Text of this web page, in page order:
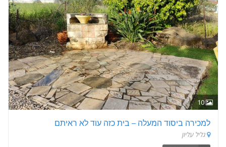
10
למכירה ביסוד המעלה – בית כזה עוד לא ראיתם
גליל עליון